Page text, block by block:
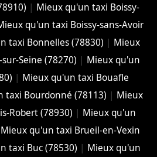
| Mieux qu'un taxi Boissy-
qu'un taxi Boissy-sans-Avoir
taxi Bonnelles (78830) | Mieux
Seine (78270) | Mieux qu'un
| Mieux qu'un taxi Bouafle
taxi Bourdonné (78113) | Mieux
Robert (78930) | Mieux qu'un
Mieux qu'un taxi Brueil-en-Vexin
taxi Buc (78530) | Mieux qu'un